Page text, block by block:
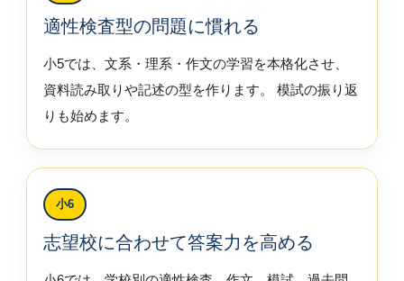
適性検査型の問題に慣れる
小5では、文系・理系・作文の学習を本格化させ、
資料読み取りや記述の型を作ります。 模試の振り返
りも始めます。
小6
志望校に合わせて答案力を高める